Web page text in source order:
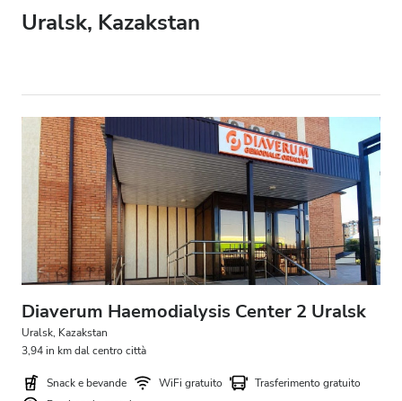
Tutti i tipi di dialisi
Accetta
Pazienti con HIV
Pazienti con epatite B
Pazienti con epatite C
GHIC
Uralsk, Kazakstan
Diaverum Haemodialysis Center 2 Uralsk
Uralsk, Kazakstan
3,94 in km dal centro città
Snack e bevande WiFi gratuito
Trasferimento gratuito